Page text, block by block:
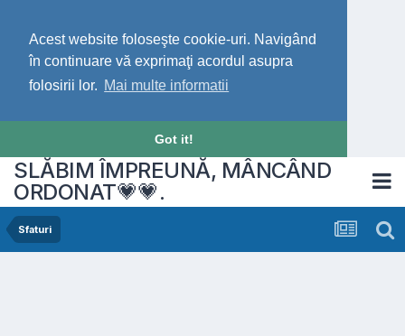
Acest website foloseşte cookie-uri. Navigând
în continuare vă exprimaţi acordul asupra
folosirii lor. Mai multe informatii
Got it!
SLĂBIM ÎMPREUNĂ, MÂNCÂND
ORDONAT💗💗.
Sfaturi